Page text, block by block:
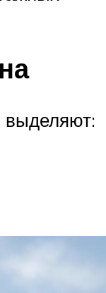
выделяют: